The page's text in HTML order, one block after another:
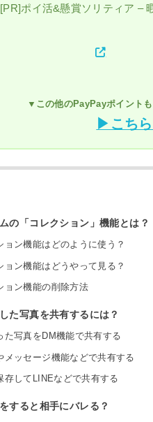
[PR]ポイ活&懸賞ソリティア –
▼この他のPayPayポイントも
▶こち
の「コレクション」機能とは？
ョン機能はどのように使う？
ョン機能はどうやって見る？
ョン機能の削除方法
た写真を共有するには？
た写真をDM機能で共有する
メッセージ機能などで共有する
存してLINEなどで共有する
すると相手にバレる？